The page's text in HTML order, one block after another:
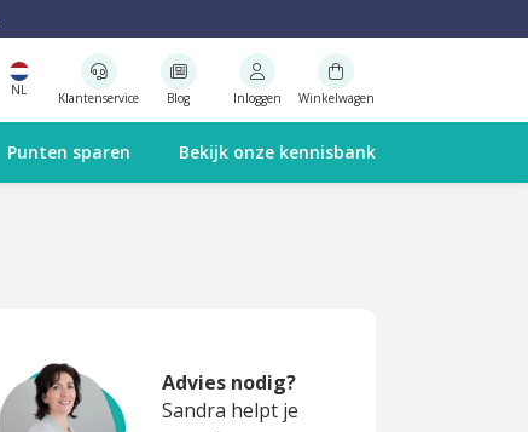
NL Klantenservice Blog Inloggen Winkelwagen
Punten sparen Bekijk onze kennisbank
Advies nodig?
Sandra helpt je